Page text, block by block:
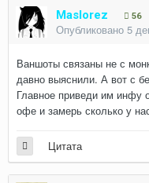
Maslorez 56
Опубликовано 5
Ваншоты связаны не с
давно выяснили. А вот с
Главное приведи им инфу
офе и замерь сколько у
Цитата